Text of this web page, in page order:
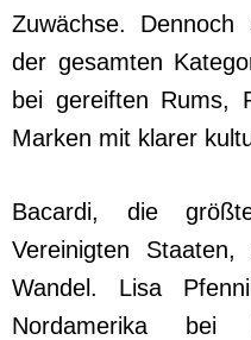
Zuwächse.
der gesamten
bei gereiften Rums,
Marken mit klarer
Bacardi, die
Vereinigten
Wandel. Lisa
Nordamerika